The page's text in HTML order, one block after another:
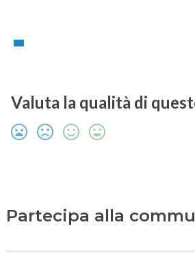
Valuta la qualità di
Partecipa alla